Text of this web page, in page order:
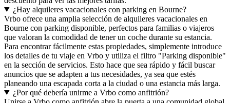
¿Hay alquileres vacacionales con parking en Bourne?
Vrbo ofrece una amplia selección de alquileres vacacionales en
Bourne con parking disponible, perfectos para familias o viajeros
que valoran la comodidad de tener un coche durante su estancia.
Para encontrar fácilmente estas propiedades, simplemente introduce
los detalles de tu viaje en Vrbo y utiliza el filtro "Parking disponible"
en la sección de servicios. Esto hace que sea rápido y fácil buscar
anuncios que se adapten a tus necesidades, ya sea que estés
planeando una escapada corta a la ciudad o una estancia más larga.
¿Por qué debería unirme a Vrbo como anfitrión?